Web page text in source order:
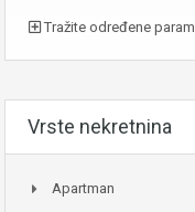
Tražite određene
Vrste nekretnina
Apartman